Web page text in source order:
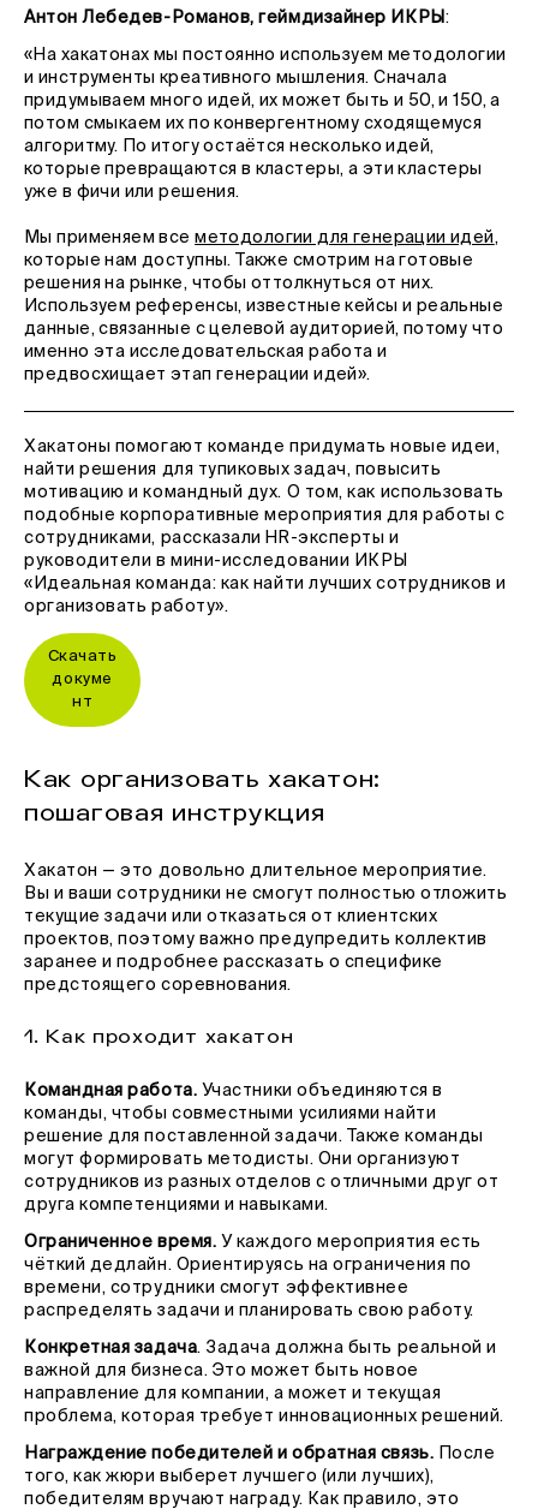
Антон Лебедев-Романов, геймдизайнер ИКРЫ :
«На хакатонах мы постоянно используем методологии
и инструменты креативного мышления. Сначала
придумываем много идей, их может быть и 50, и 150, а
потом смыкаем их по конвергентному сходящемуся
алгоритму. По итогу остаётся несколько идей,
которые превращаются в кластеры, а эти кластеры
уже в фичи или решения.
Мы применяем всеметодологии для генерации идей ,
которые нам доступны. Также смотрим на готовые
решения на рынке, чтобы оттолкнуться от них.
Используем референсы, известные кейсы и реальные
данные, связанные с целевой аудиторией, потому что
именно эта исследовательская работа и
предвосхищает этап генерации идей».
Хакатоны помогают команде придумать новые идеи,
найти решения для тупиковых задач, повысить
мотивацию и командный дух. О том, как использовать
подобные корпоративные мероприятия для работы с
сотрудниками, рассказали HR-эксперты и
руководители в мини-исследовании ИКРЫ
«Идеальная команда: как найти лучших сотрудников и
организовать работу».
Скачать
докуме
нт
Как организовать хакатон:
пошаговая инструкция
Хакатон — это довольно длительное мероприятие.
Вы и ваши сотрудники не смогут полностью отложить
текущие задачи или отказаться от клиентских
проектов, поэтому важно предупредить коллектив
заранее и подробнее рассказать о специфике
предстоящего соревнования.
1. Как проходит хакатон
Командная работа. Участники объединяются в
команды, чтобы совместными усилиями найти
решение для поставленной задачи. Также команды
могут формировать методисты. Они организуют
сотрудников из разных отделов с отличными друг от
друга компетенциями и навыками.
Ограниченное время. У каждого мероприятия есть
чёткий дедлайн. Ориентируясь на ограничения по
времени, сотрудники смогут эффективнее
распределять задачи и планировать свою работу.
Конкретная задача. Задача должна быть реальной и
важной для бизнеса. Это может быть новое
направление для компании, а может и текущая
проблема, которая требует инновационных решений.
Награждение победителей и обратная связь. После
того, как жюри выберет лучшего (или лучших),
победителям вручают награду. Как правило, это